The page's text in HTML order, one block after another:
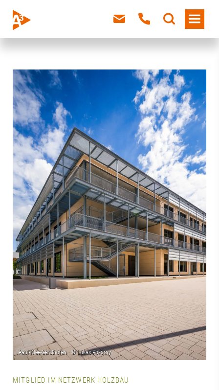
MITGLIED IM NETZWERK HOLZBAU